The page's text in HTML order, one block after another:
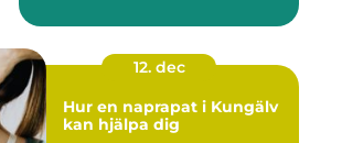
12. dec
Hur en naprapat i Kungälv
kan hjälpa dig